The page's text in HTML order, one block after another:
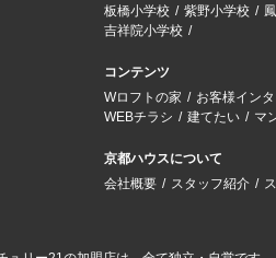
板橋小学校
紫野小学校
吉祥院小学校
コンテンツ
Wロフトの家
お客様イン
WEBチラシ
建てたい マ
京都ハウスについて
会社概要
スタッフ紹介